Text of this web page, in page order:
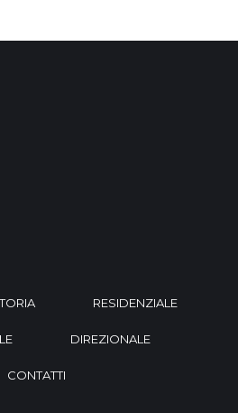
RESIDENZIALE
DIREZIONALE
CONTATTI